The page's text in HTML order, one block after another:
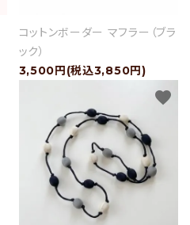
コットンボーダー マフラー（ブラ
ック）
3,500円(税込3,850円)
favorite